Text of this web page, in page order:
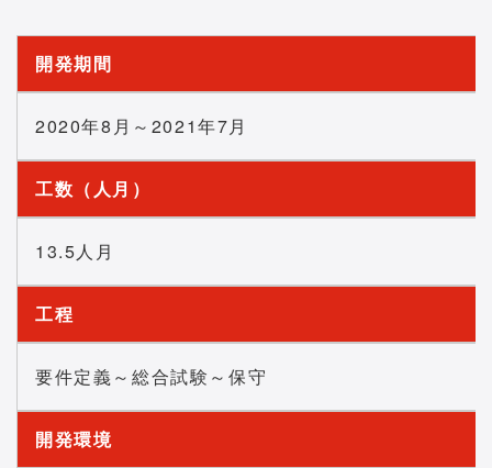
開発期間
2020年8月～2021年7月
工数（人月）
13.5人月
工程
要件定義～総合試験～保守
開発環境